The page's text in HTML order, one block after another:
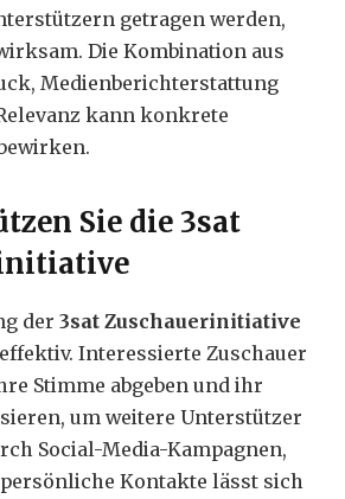
getragen werden,
Die Kombination aus
Medienberichterstattung
kann konkrete
Sie die 3sat
der 3sat Zuschauerinitiative
Interessierte Zuschauer
Stimme abgeben und ihr
um weitere Unterstützer
Social-Media-Kampagnen,
Kontakte lässt sich